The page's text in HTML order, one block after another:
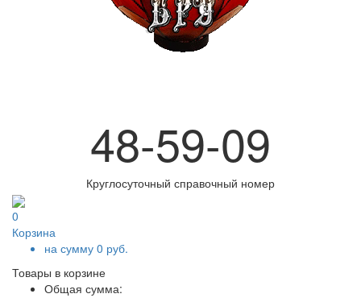
48-59-09
Круглосуточный справочный номер
0
Корзина
на сумму 0 руб.
Товары в корзине
Общая сумма: